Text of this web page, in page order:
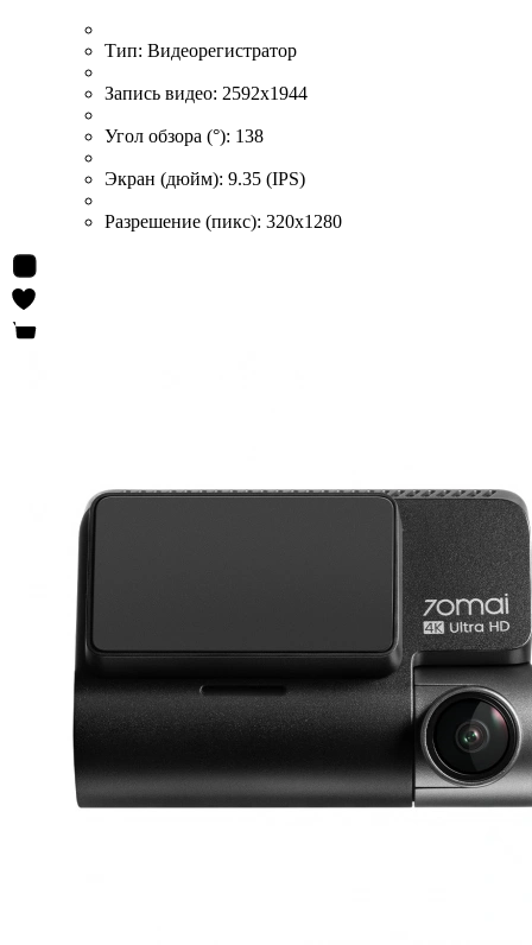
Тип: Видеорегистратор
Запись видео: 2592x1944
Угол обзора (°): 138
Экран (дюйм): 9.35 (IPS)
Разрешение (пикс): 320x1280